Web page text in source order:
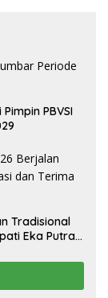
PBVSI
Tradisional
Eka Putra